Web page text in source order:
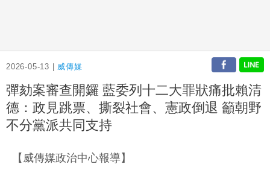
2026-05-13 | 威傳媒
彈劾案審查開鑼 藍委列十二大罪狀痛批賴清
德：政見跳票、撕裂社會、憲政倒退 籲朝野
不分黨派共同支持
【威傳媒政治中心報導】